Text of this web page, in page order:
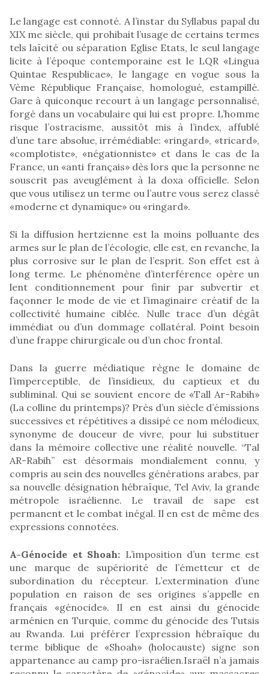
Le langage est connoté. A l’instar du Syllabus papal du
XIX me siècle, qui prohibait l’usage de certains termes
tels laïcité ou séparation Eglise Etats, le seul langage
licite à l’époque contemporaine est le LQR «Lingua
Quintae Respublicae», le langage en vogue sous la
Vème République Française, homologué, estampillé.
Gare à quiconque recourt à un langage personnalisé,
forgé dans un vocabulaire qui lui est propre. L’homme
risque l’ostracisme, aussitôt mis à l’index, affublé
d’une tare absolue, irrémédiable: «ringard», «tricard»,
«complotiste», «négationniste» et dans le cas de la
France, un «anti français» dès lors que la personne ne
souscrit pas aveuglément à la doxa officielle. Selon
que vous utilisez un terme ou l’autre vous serez classé
«moderne et dynamique» ou «ringard».
Si la diffusion hertzienne est la moins polluante des
armes sur le plan de l’écologie, elle est, en revanche, la
plus corrosive sur le plan de l’esprit. Son effet est à
long terme. Le phénomène d’interférence opère un
lent conditionnement pour finir par subvertir et
façonner le mode de vie et l’imaginaire créatif de la
collectivité humaine ciblée. Nulle trace d’un dégât
immédiat ou d’un dommage collatéral. Point besoin
d’une frappe chirurgicale ou d’un choc frontal.
Dans la guerre médiatique règne le domaine de
l’imperceptible, de l’insidieux, du captieux et du
subliminal. Qui se souvient encore de «Tall Ar-Rabih»
(La colline du printemps)? Près d’un siècle d’émissions
successives et répétitives a dissipé ce nom mélodieux,
synonyme de douceur de vivre, pour lui substituer
dans la mémoire collective une réalité nouvelle. “Tal
AR-Rabih” est désormais mondialement connu, y
compris au sein des nouvelles générations arabes, par
sa nouvelle désignation hébraïque, Tel Aviv, la grande
métropole israélienne. Le travail de sape est
permanent et le combat inégal. Il en est de même des
expressions connotées.
A-Génocide et Shoah: L’imposition d’un terme est
une marque de supériorité de l’émetteur et de
subordination du récepteur. L’extermination d’une
population en raison de ses origines s’appelle en
français «génocide». Il en est ainsi du génocide
arménien en Turquie, comme du génocide des Tutsis
au Rwanda. Lui préférer l’expression hébraïque du
terme biblique de «Shoah» (holocauste) signe son
appartenance au camp pro-israélien.Israël n’a jamais